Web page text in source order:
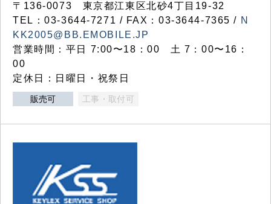
〒136-0073 東京都江東区北砂4丁目19-32
TEL：03‐3644‐7271 / FAX：03-3644-7365 / N
KK2005@BB.EMOBILE.JP
営業時間：平日 7:00〜18：00 土 7：00〜16：
00
定休日：日曜日・祝祭日
販売可 工事・取付可